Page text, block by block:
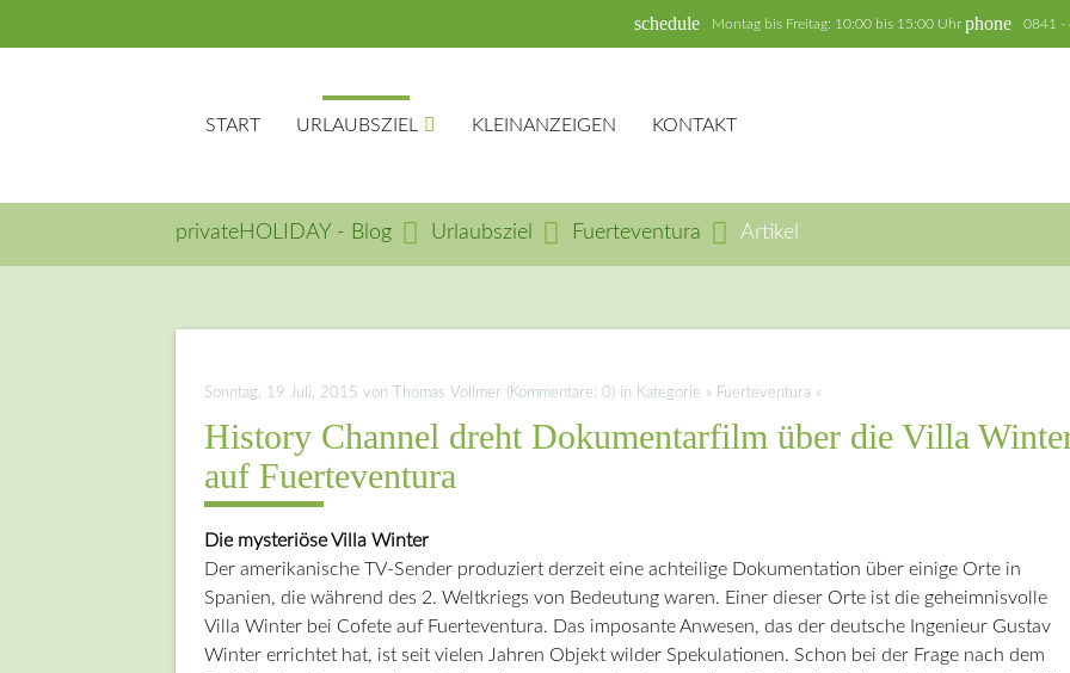
phone 0841 -
schedule Montag bis Freitag: 10:00 bis 15:00 Uhr
START URLAUBSZIEL KLEINANZEIGEN KONTAKT
Suchbegriffe
privateHOLIDAY - Blog Urlaubsziel Fuerteventura Artikel
Sonntag, 19 Juli, 2015 von Thomas Vollmer (Kommentare: 0) in Kategorie » Fuerteventura «
History Channel dreht Dokumentarfilm über die Villa
auf Fuerteventura
Die mysteriöse Villa Winter
Der amerikanische TV-Sender produziert derzeit eine achteilige Dokumentation über einige Orte in
Spanien, die während des 2. Weltkriegs von Bedeutung waren. Einer dieser Orte ist die geheimnisvolle
Villa Winter bei Cofete auf Fuerteventura. Das imposante Anwesen, das der deutsche Ingenieur Gustav
Winter errichtet hat, ist seit vielen Jahren Objekt wilder Spekulationen. Schon bei der Frage nach dem